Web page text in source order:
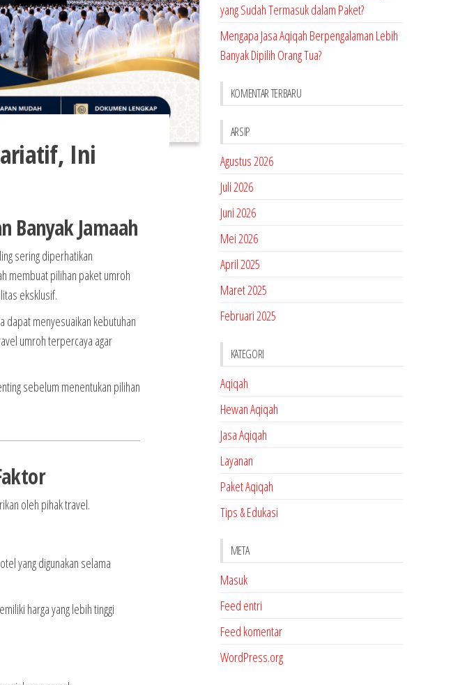
Ini
Banyak Jamaah
sering diperhatikan
membuat pilihan paket umroh
eksklusif.
dapat menyesuaikan kebutuhan
umroh terpercaya agar
sebelum menentukan pilihan
oleh pihak travel.
yang digunakan selama
harga yang lebih tinggi
yang Sudah Termasuk dalam Paket?
Mengapa Jasa Aqiqah Berpengalaman Lebih
Banyak Dipilih Orang Tua?
KOMENTAR TERBARU
ARSIP
Agustus 2026
Juli 2026
Juni 2026
Mei 2026
April 2025
Maret 2025
Februari 2025
KATEGORI
Aqiqah
Hewan Aqiqah
Jasa Aqiqah
Layanan
Paket Aqiqah
Tips & Edukasi
META
Masuk
Feed entri
Feed komentar
WordPress.org